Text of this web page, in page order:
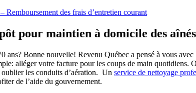
Remboursement des frais d’entretien courant
pour maintien à domicile des
ans? Bonne nouvelle! Revenu Québec a pensé à vous
alléger votre facture pour les coups de main quotidiens.
les conduits d’aération. Un service de nettoyage
de l’aide du gouvernement.